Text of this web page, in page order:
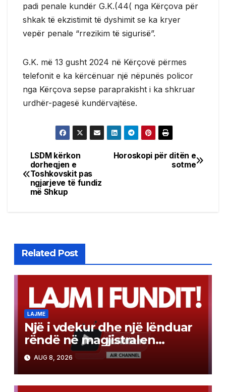
padi penale kundër G.K.(44( nga Kërçova për
shkak të ekzistimit të dyshimit se ka kryer
vepër penale “rrezikim të sigurisë”.
G.K. më 13 gusht 2024 në Kërçovë përmes
telefonit e ka kërcënuar një nëpunës policor
nga Kërçova sepse paraprakisht i ka shkruar
urdhër-pagesë kundërvajtëse.
Post
navigation
Horoskopi për ditën e
sotme
LSDM kërkon
dorheqjen e
Toshkovskit pas
ngjarjeve të fundiz
më Shkup
Related Post
LAJME
Një i vdekur dhe një lënduar
rëndë në magjistralen
Gostivar-Kërçovë
AUG 8, 2026